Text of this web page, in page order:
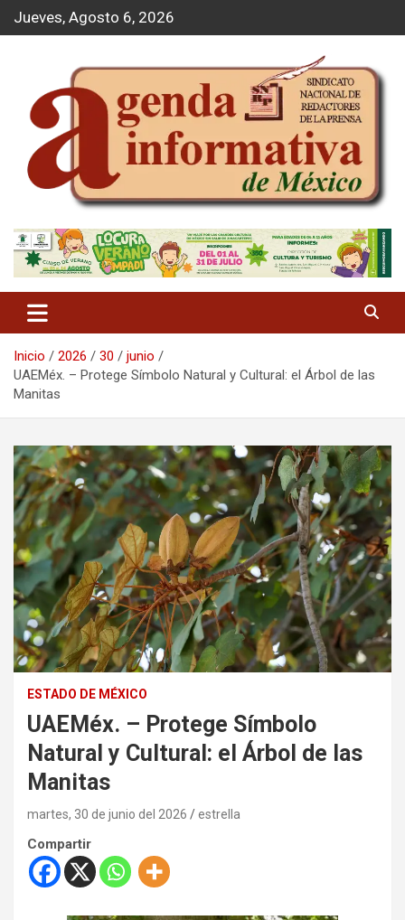
d
Jueves, Agosto 6, 2026
Agenda Informativa
Inicio 2026 30
junio
UAEMéx. – Protege Símbolo Natural y Cultural: el Árbol de las
Manitas
ESTADO DE MÉXICO
UAEMéx. – Protege Símbolo
Natural y Cultural: el Árbol de las
Manitas
martes, 30 de junio del 2026 estrella
Compartir